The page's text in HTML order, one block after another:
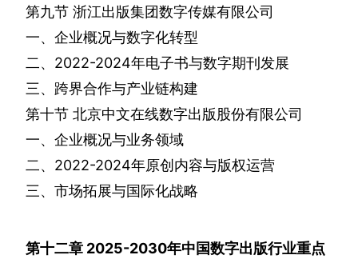
第九节 浙江出版集团数字传媒有限公司
一、企业概况与数字化转型
二、 2022-2024年电子书与数字期刊发展
三、跨界合作与产业链构建
第十节 北京中文在线数字出版股份有限公司
一、企业概况与业务领域
二、 2022-2024年原创内容与版权运营
三、市场拓展与国际化战略
第十二章 2025-2030年中国数字出版行业重点